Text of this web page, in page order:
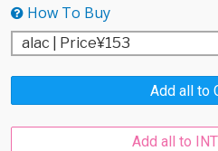
How To Buy
Add all to
Add all to